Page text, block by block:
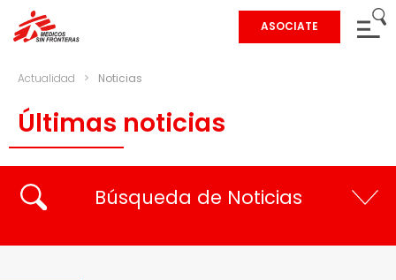
ASOCIATE
Actualidad > Noticias
Últimas noticias
Búsqueda de Noticias